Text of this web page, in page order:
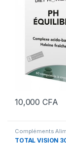
10,000CFA
Compléments
Santé
TOTAL VISION